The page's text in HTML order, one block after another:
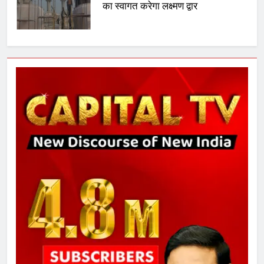
उत्तर प्रदेश में गांवों में बढ़ेंगी सुविधाएं: 67%
गाजा युद्धविराम को लेकर बड़ी खबरें
8
दिल्ली कोर्ट ने IRCTC घोटाले में आरोप
तय किए
1
SRN अस्पताल का नाम अमर शहीद ठाकुर
रोशन सिंह के नाम पर करने की मांग तेज